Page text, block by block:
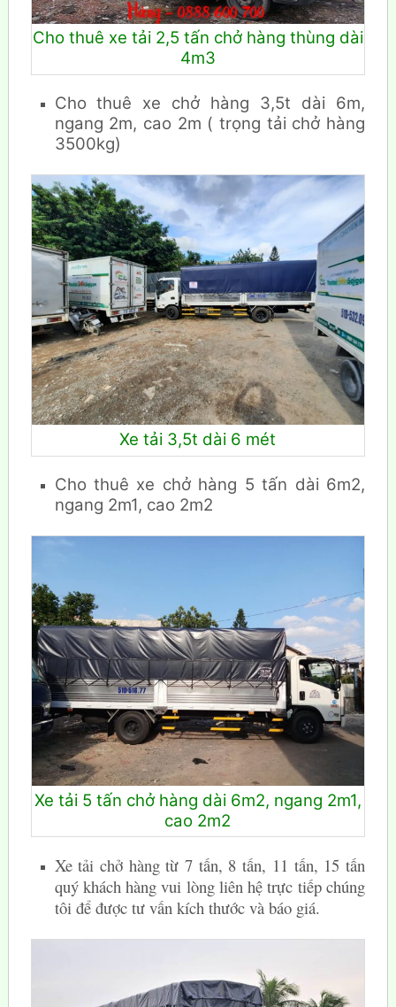
Cho thuê xe tải 2,5 tấn chở hàng thùng dài
4m3
Cho thuê xe chở hàng 3,5t dài 6m,
ngang 2m, cao 2m ( trọng tải chở hàng
3500kg)
Xe tải 3,5t dài 6 mét
Cho thuê xe chở hàng 5 tấn dài 6m2,
ngang 2m1, cao 2m2
Xe tải 5 tấn chở hàng dài 6m2, ngang 2m1,
cao 2m2
Xe tải chở hàng từ 7 tấn, 8 tấn, 11 tấn, 15 tấn
quý khách hàng vui lòng liên hệ trực tiếp chúng
tôi để được tư vấn kích thước và báo giá.